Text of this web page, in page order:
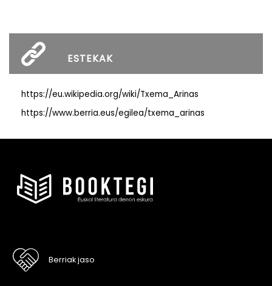
ESTEKAK
https://eu.wikipedia.org/wiki/Txema_Arinas
https://www.berria.eus/egilea/txema_arinas
Berriak jaso